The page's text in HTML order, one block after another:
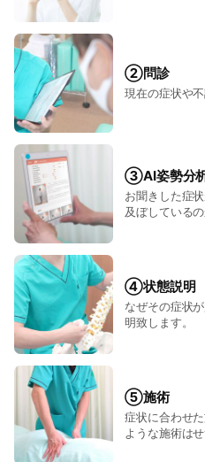
従来の関節固定だけではなく
打撲や捻挫など保険適応のケガ
骨盤・腰痛・猫背・O脚矯正、
自費施術も豊富にご用意してお
ぜひあなたのお悩みをお聞かせ
豊富な経験と知識を基に、
お一人おひとりの不調の原因に
的確に対応して参ります。
≪ わかりやすい丁寧な説明を
−−−−−−−−−−−−−−−−−−−−−−−
知識と技術と同じくらい
大切にしている事は「説明力」
患者様の現在のお身体の状況や
ご理解・ご納得いただけるよう
難しい専門用語を使用せず、
わかりやすい言葉を選んで
説明するよう心がけております
②問診
現在の症状や
③AI姿勢分
お聞きした症
及ぼしている
④状態説明
なぜその症状
明致します。
⑤施術
症状に合わせ
ような施術は